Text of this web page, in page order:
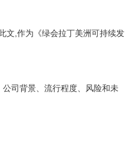
文,作为《绿会拉丁美洲可持续发
司背景、流行程度、风险和未